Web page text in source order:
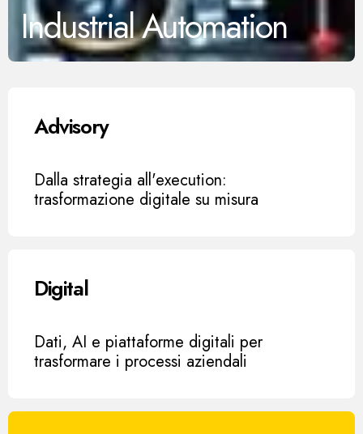
Industrial Automation
Advisory
Dalla strategia all'execution:
trasformazione digitale su misura
Digital
Dati, AI e piattaforme digitali per
trasformare i processi aziendali